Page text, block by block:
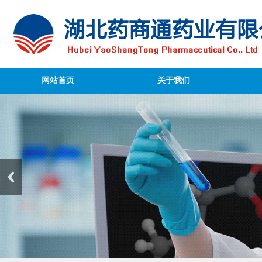
网站首页 关于我们